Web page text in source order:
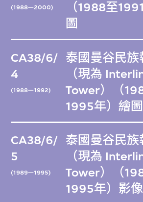
(1988—2000)
（1988至
圖
CA38/6/
4
(1988—1992)
泰國曼谷民族
（現為
Tower）（
1995年）繪圖
CA38/6/
5
(1989—1995)
泰國曼谷民族
（現為
Tower）（
1995年）影